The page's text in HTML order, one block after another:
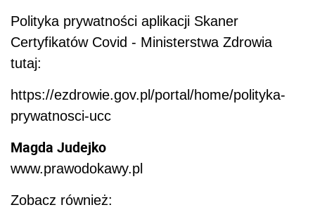
Polityka prywatności aplikacji Skaner
Certyfikatów Covid - Ministerstwa Zdrowia
tutaj:
https://ezdrowie.gov.pl/portal/home/polityka-
prywatnosci-ucc
Magda Judejko
www.prawodokawy.pl
Zobacz również: